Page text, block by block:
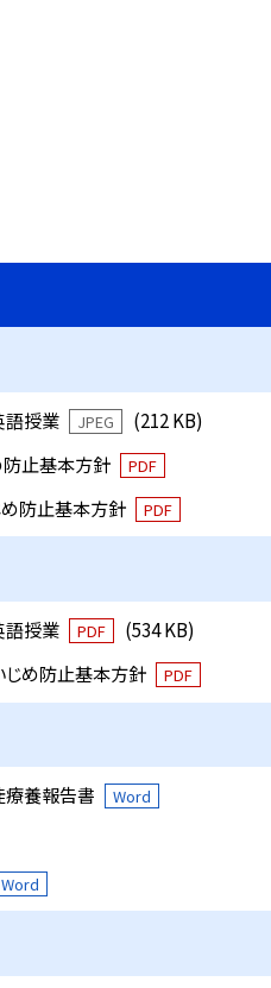
授業 JPEG
(212 KB)
防止基本方針
PDF
防止基本方針 PDF
授業 PDF
(534 KB)
め防止基本方針
PDF
療養報告書 Word
Word